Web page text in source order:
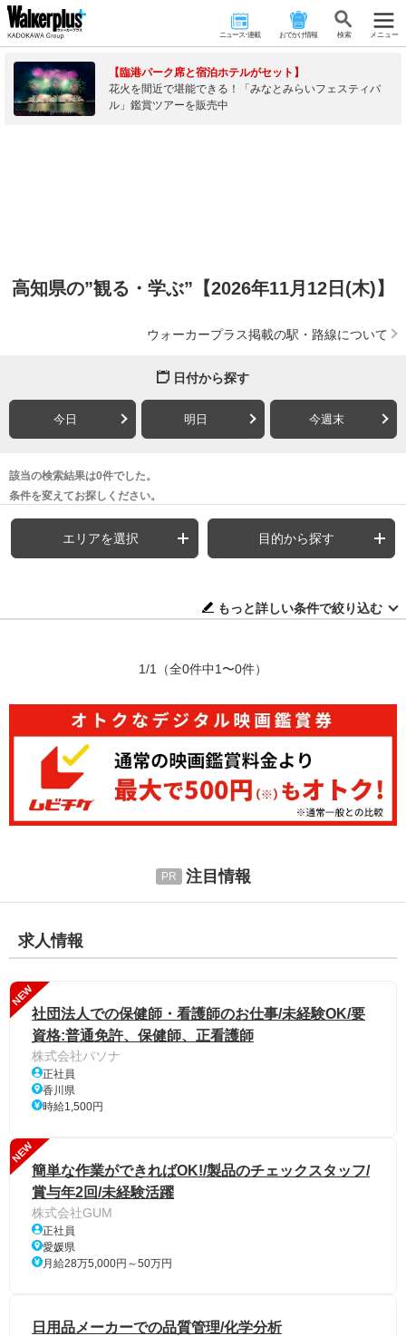
ニュース･連載 おでかけ情報 検 索 メニュー
【臨港パーク席と宿泊ホテルがセット】
花火を間近で堪能できる！「みなとみらいフェスティバ
ル」鑑賞ツアーを販売中
高知県の”観る・学ぶ”【2026年11月12日(木)】
ウォーカープラス掲載の駅・路線について
日付から探す
今日 明日 今週末
該当の検索結果は0件でした。
条件を変えてお探しください。
エリアを選択 目的から探す
もっと詳しい条件で絞り込む
1/1 （全0件中1〜0件）
注目情報
求人情報
NEW
社団法人での保健師・看護師のお仕事/未経験OK/要
資格:普通免許、保健師、正看護師
株式会社パソナ
正社員
香川県
時給1,500円
NEW
簡単な作業ができればOK!/製品のチェックスタッフ/
賞与年2回/未経験活躍
株式会社GUM
正社員
愛媛県
月給28万5,000円～50万円
日用品メーカーでの品質管理/化学分析